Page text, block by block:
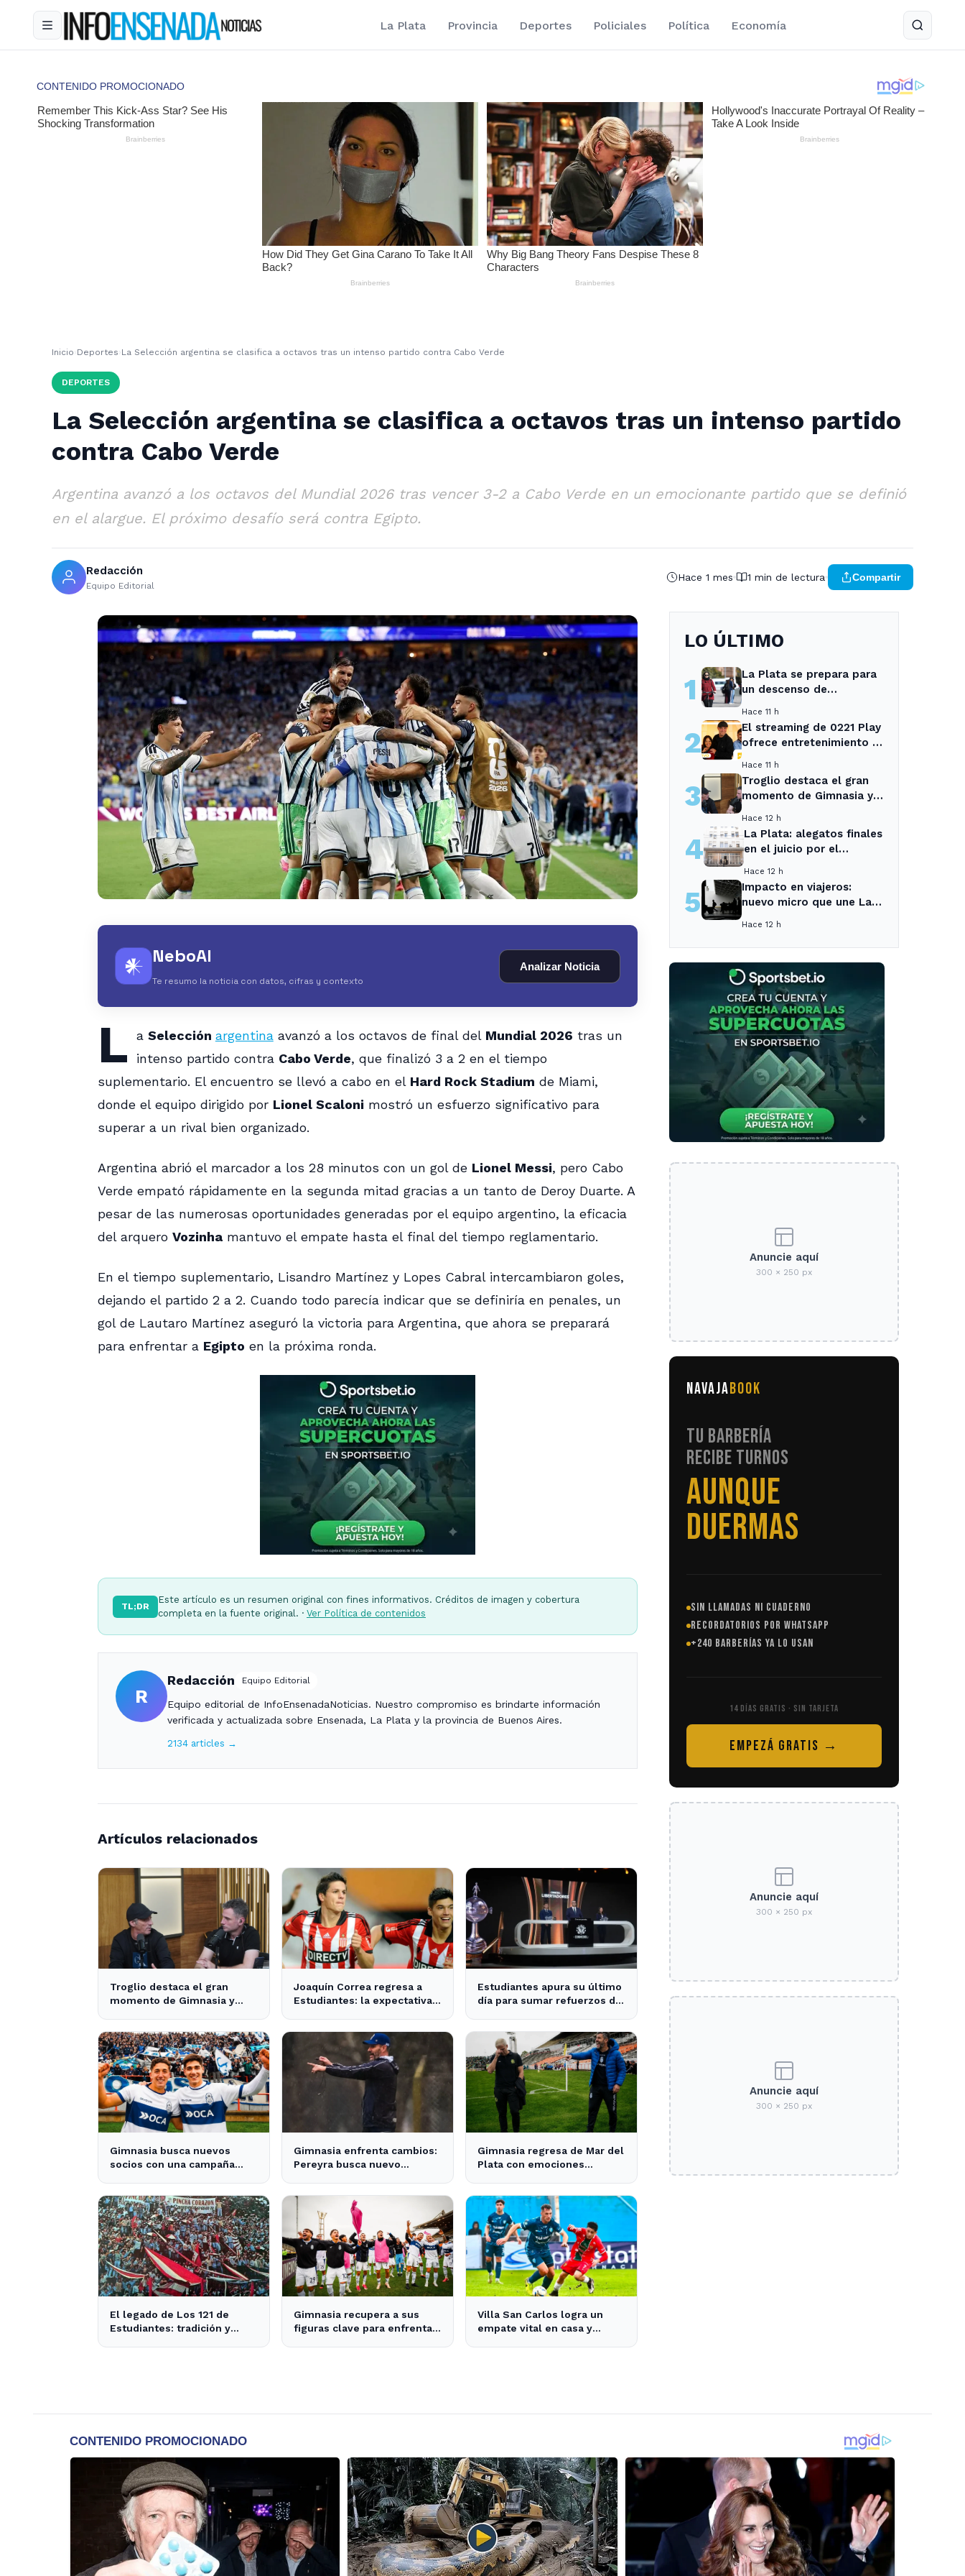
La Plata Provincia Deportes Policiales Política Economía
Inicio ›Deportes ›La Selección argentina se clasifica a octavos tras un intenso partido contra Cabo Verde
DEPORTES
La Selección argentina se clasifica a octavos tras un intenso partido
contra Cabo Verde
Argentina avanzó a los octavos del Mundial 2026 tras vencer 3-2 a Cabo Verde en un emocionante partido que se definió
en el alargue. El próximo desafío será contra Egipto.
Redacción
Equipo Editorial
Hace 1 mes 1 min de lectura Compartir
𒀭 NeboAI
Te resumo la noticia con datos, cifras y contexto
Analizar Noticia
L a Selección argentinaavanzó a los octavos de final del Mundial 2026 tras un
intenso partido contra Cabo Verde, que finalizó 3 a 2 en el tiempo
suplementario. El encuentro se llevó a cabo en el Hard Rock Stadium de Miami,
donde el equipo dirigido por Lionel Scaloni mostró un esfuerzo significativo para
superar a un rival bien organizado.
Argentina abrió el marcador a los 28 minutos con un gol de Lionel Messi, pero Cabo
Verde empató rápidamente en la segunda mitad gracias a un tanto de Deroy Duarte. A
pesar de las numerosas oportunidades generadas por el equipo argentino, la eficacia
del arquero Vozinha mantuvo el empate hasta el final del tiempo reglamentario.
En el tiempo suplementario, Lisandro Martínez y Lopes Cabral intercambiaron goles,
dejando el partido 2 a 2. Cuando todo parecía indicar que se definiría en penales, un
gol de Lautaro Martínez aseguró la victoria para Argentina, que ahora se preparará
para enfrentar a Egipto en la próxima ronda.
TL;DR
Este artículo es un resumen original con fines informativos. Créditos de imagen y cobertura
completa en la fuente original. · Ver Política de contenidos
R
Redacción Equipo Editorial
Equipo editorial de InfoEnsenadaNoticias. Nuestro compromiso es brindarte información
verificada y actualizada sobre Ensenada, La Plata y la provincia de Buenos Aires.
2134 articles →
Artículos relacionados
Troglio destaca el gran
momento de Gimnasia y
Joaquín Correa regresa a
Estudiantes: la expectativa
Estudiantes apura su último
día para sumar refuerzos de
Gimnasia busca nuevos
socios con una campaña
Gimnasia enfrenta cambios:
Pereyra busca nuevo
Gimnasia regresa de Mar del
Plata con emociones
El legado de Los 121 de
Estudiantes: tradición y
Gimnasia recupera a sus
figuras clave para enfrentar
Villa San Carlos logra un
empate vital en casa y
LO ÚLTIMO
1
La Plata se prepara para
un descenso de
Hace 11 h
2
El streaming de 0221 Play
ofrece entretenimiento y
Hace 11 h
3
Troglio destaca el gran
momento de Gimnasia y
entrenador
Hace 12 h
4
La Plata: alegatos finales
en el juicio por el
Hace 12 h
5
Impacto en viajeros:
nuevo micro que une La
tramo específico
Hace 12 h
Anuncie aquí
300 × 250 px
NAVAJABOOK
TU BARBERÍA
RECIBE TURNOS
SIN LLAMADAS
SIN LLAMADAS NI CUADERNO
RECORDATORIOS POR WHATSAPP
+240 BARBERÍAS YA LO USAN
14 DÍAS GRATIS · SIN TARJETA
EMPEZÁ GRATIS →
Anuncie aquí
300 × 250 px
Anuncie aquí
300 × 250 px